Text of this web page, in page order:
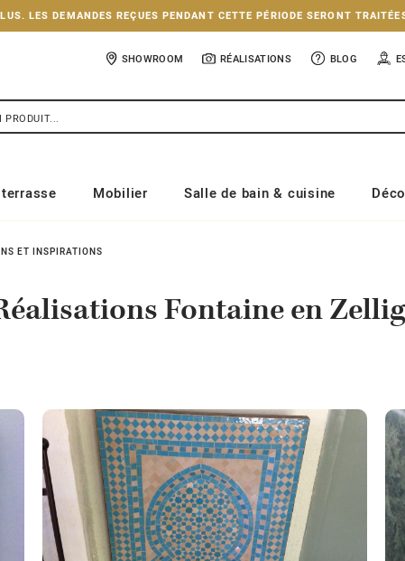
LES DEMANDES REÇUES PENDANT CETTE PÉRIODE SERONT
SHOWROOM RÉALISATIONS BLOG
Mobilier Salle de bain & cuisine
ET INSPIRATIONS
Fontaine en